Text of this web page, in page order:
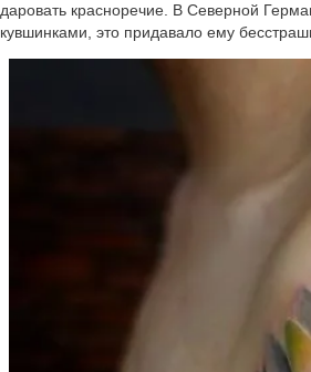
даровать красноречие. В Северной
кувшинками, это придавало ему